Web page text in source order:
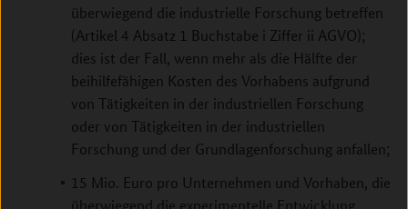
überwiegend die industrielle Forschung betreffen
(Artikel 4 Absatz 1 Buchstabe i Ziffer ii AGVO);
dies ist der Fall, wenn mehr als die Hälfte der
beihilfefähigen Kosten des Vorhabens aufgrund
von Tätigkeiten in der industriellen Forschung
oder von Tätigkeiten in der industriellen
Forschung und der Grundlagenforschung anfallen;
15 Mio. Euro pro Unternehmen und Vorhaben, die
überwiegend die experimentelle Entwicklung